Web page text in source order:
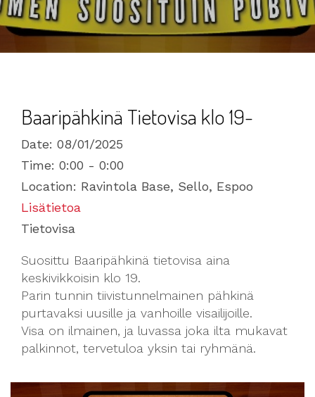
Baaripähkinä Tietovisa klo 19-
Date: 08/01/2025
Time: 0:00 - 0:00
Location: Ravintola Base, Sello, Espoo
Lisätietoa
Tietovisa
Suosittu Baaripähkinä tietovisa aina
keskivikkoisin klo 19.
Parin tunnin tiivistunnelmainen pähkinä
purtavaksi uusille ja vanhoille visailijoille.
Visa on ilmainen, ja luvassa joka ilta mukavat
palkinnot, tervetuloa yksin tai ryhmänä.